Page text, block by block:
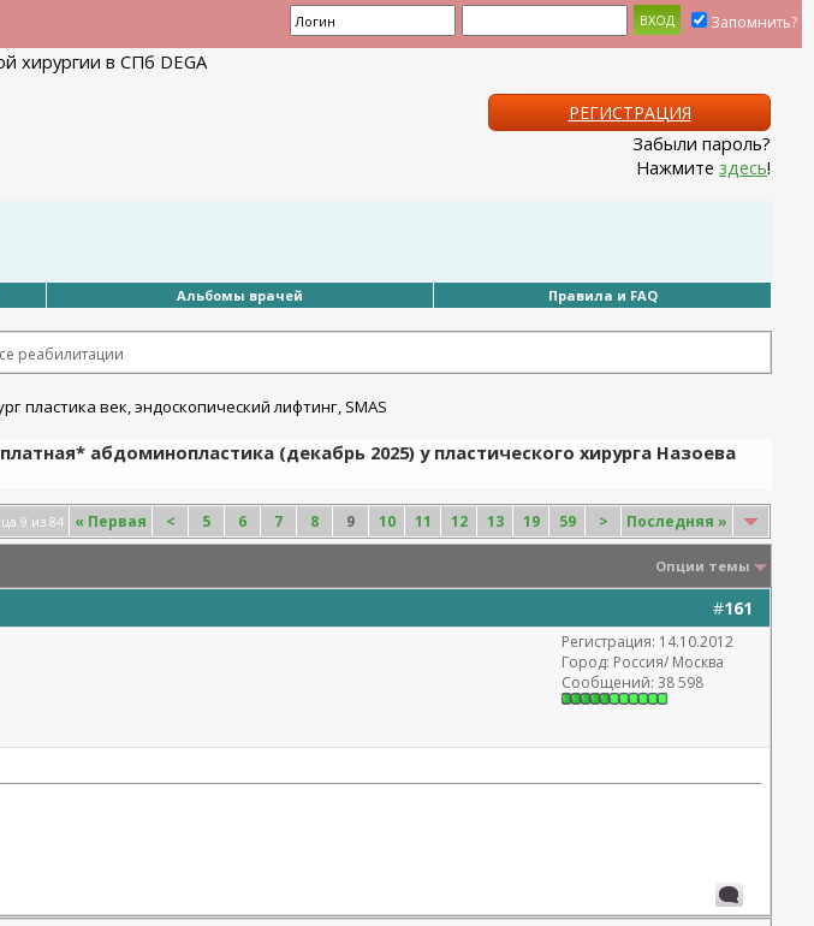
Запомнить?
РЕГИСТРАЦИЯ
Забыли пароль?
Нажмите здесь!
Альбомы врачей Правила и FAQ
реабилитации
абдоминопластика (декабрь 2025) у пластического хирурга Назоева
9 из 84 « Первая < 5 6 7 8 9 10 11 12 13 19 59 > Последняя »
Опции темы
#161
Регистрация: 14.10.2012
Город: Россия/ Москва
Сообщений: 38 598